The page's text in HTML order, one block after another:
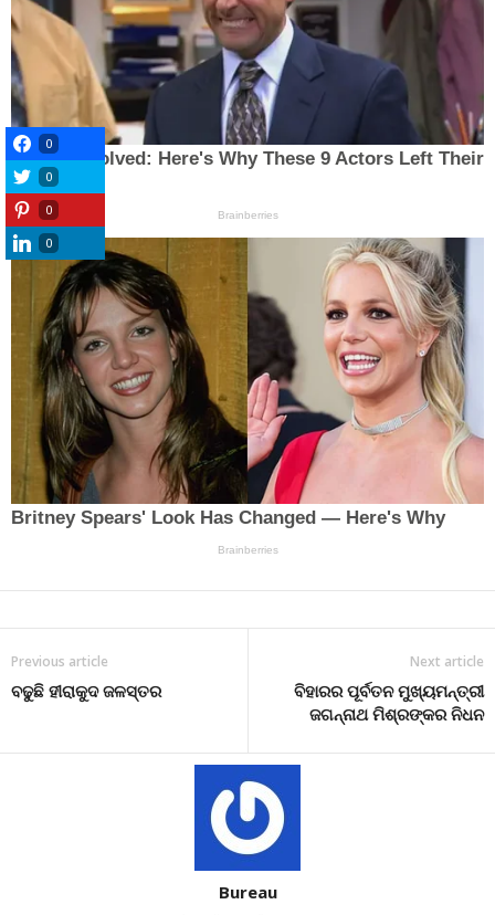
Previous article
ବଢୁଛି ହୀରାକୁଦ ଜଳସ୍ତର
Next article
ବିହାରର ପୂର୍ବତନ ମୁଖ୍ୟମନ୍ତ୍ରୀ
ଜଗନ୍ନାଥ ମିଶ୍ରଙ୍କର ନିଧନ
Bureau
0
0
0
0